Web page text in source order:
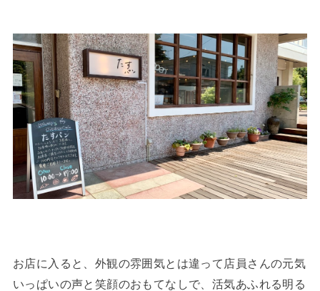
お店に入ると、外観の雰囲気とは違って店員さんの元気
いっぱいの声と笑顔のおもてなしで、活気あふれる明る